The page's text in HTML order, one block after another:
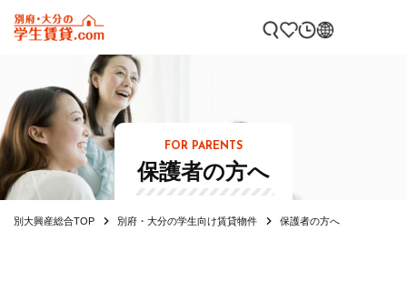
FOR PARENTS
保護者の方へ
別大興産総合TOP 別府・大分の学生向け賃貸物件 保護者の方へ